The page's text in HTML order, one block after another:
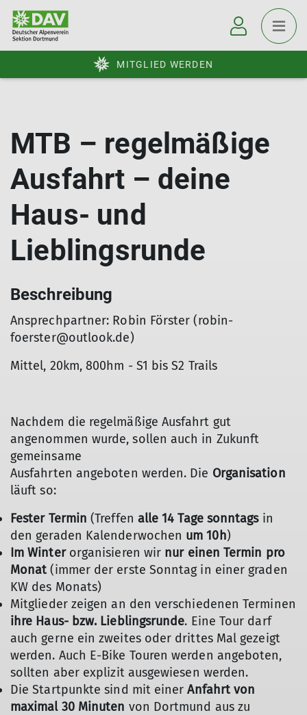
MITGLIED WERDEN
MTB – regelmäßige
Ausfahrt – deine
Haus- und
Lieblingsrunde
Beschreibung
Ansprechpartner: Robin Förster (robin-
foerster@outlook.de)
Mittel, 20km, 800hm - S1 bis S2 Trails
Nachdem die regelmäßige Ausfahrt gut
angenommen wurde, sollen auch in Zukunft
gemeinsame
Ausfahrten angeboten werden. Die Organisation
läuft so:
Fester Termin (Treffen alle 14 Tage sonntagsin
den geraden Kalenderwochen um 10h)
Im Winterorganisieren wir nur einen Termin pro
Monat (immer der erste Sonntag in einer graden
KW des Monats)
Mitglieder zeigen an den verschiedenen Terminen
ihre Haus- bzw. Lieblingsrunde. Eine Tour darf
auch gerne ein zweites oder drittes Mal gezeigt
werden. Auch E-Bike Touren werden angeboten,
sollten aber explizit ausgewiesen werden.
Die Startpunkte sind mit einerAnfahrt von
maximal 30 Minuten von Dortmund aus zu